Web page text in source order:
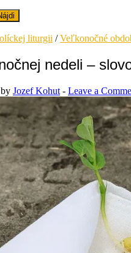
liturgii /Veľkonočné
nedeli –
by Jozef Kohut - Leave a